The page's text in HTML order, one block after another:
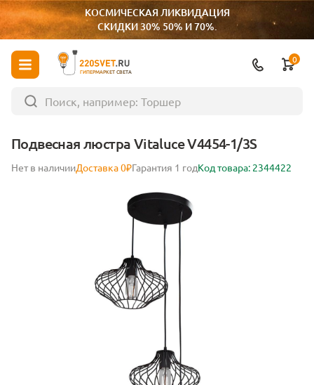
КОСМИЧЕСКАЯ ЛИКВИДАЦИЯ
СКИДКИ 30% 50% И 70%.
ГИПЕРМАРКЕТ СВЕТА
0
Подвесная люстра Vitaluce V4454-1/3S
Нет в наличииДоставка 0₽Гарантия 1 годКод товара: 2344422